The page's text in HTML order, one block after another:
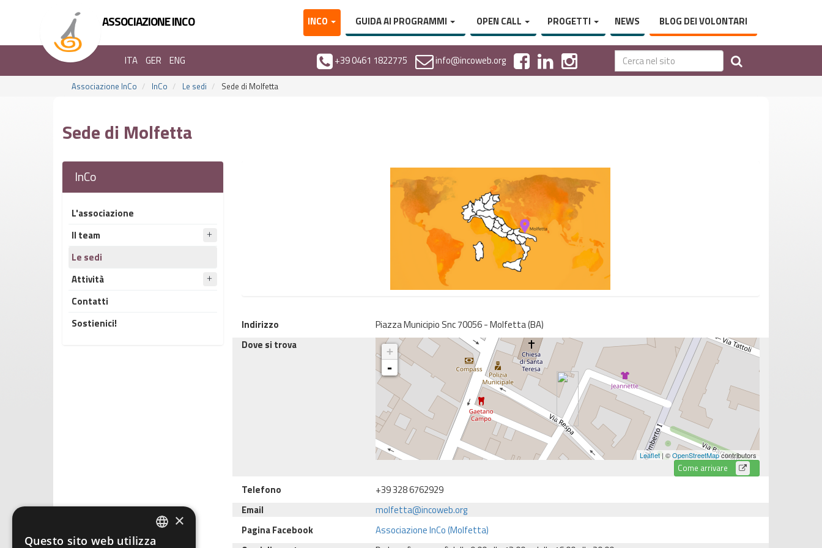
ASSOCIAZIONE INCO INCO GUIDA AI PROGRAMMI OPEN CALL PROGETTI NEWS BLOG DEI VOLONTARI
ITA GER ENG +39 0461 1822775 info@incoweb.org
Associazione InCo InCo Le sedi Sede di Molfetta
Sede di Molfetta
InCo
L'associazione
Il team
Le sedi
Attività
Contatti
Sostienici!
Indirizzo
Piazza Municipio Snc 70056 - Molfetta (BA)
Dove si trova
+
-
Leaflet| ©OpenStreetMapcontributors
Come arrivare
Telefono
+39 328 6762929
Email
molfetta@incoweb.org
Pagina Facebook
Associazione InCo (Molfetta)
×
Questo sito web utilizza